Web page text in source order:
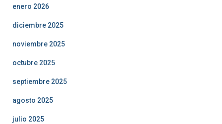
enero 2026
diciembre 2025
noviembre 2025
octubre 2025
septiembre 2025
agosto 2025
julio 2025